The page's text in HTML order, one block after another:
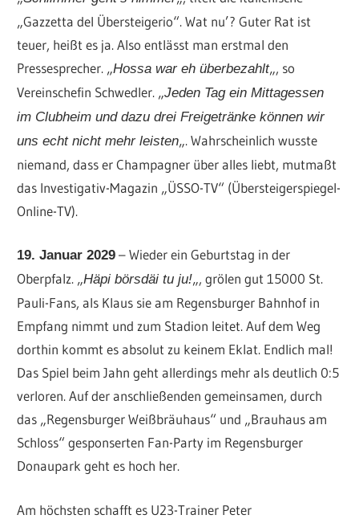
„Gazzetta del Übersteigerio“. Wat nu’? Guter Rat ist
teuer, heißt es ja. Also entlässt man erstmal den
Pressesprecher. „Hossa war eh überbezahlt„, so
Vereinschefin Schwedler. „Jeden Tag ein Mittagessen
im Clubheim und dazu drei Freigetränke können wir
uns echt nicht mehr leisten„. Wahrscheinlich wusste
niemand, dass er Champagner über alles liebt, mutmaßt
das Investigativ-Magazin „ÜSSO-TV“ (Übersteigerspiegel-
Online-TV).
19. Januar 2029 – Wieder ein Geburtstag in der
Oberpfalz. „Häpi börsdäi tu ju!„, grölen gut 15000 St.
Pauli-Fans, als Klaus sie am Regensburger Bahnhof in
Empfang nimmt und zum Stadion leitet. Auf dem Weg
dorthin kommt es absolut zu keinem Eklat. Endlich mal!
Das Spiel beim Jahn geht allerdings mehr als deutlich 0:5
verloren. Auf der anschließenden gemeinsamen, durch
das „Regensburger Weißbräuhaus“ und „Brauhaus am
Schloss“ gesponserten Fan-Party im Regensburger
Donaupark geht es hoch her.
Am höchsten schafft es U23-Trainer Peter